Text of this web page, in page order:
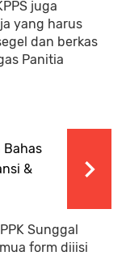
juga
yang harus
dan berkas
Panitia
Bahas
&
Sunggal
form diiisi